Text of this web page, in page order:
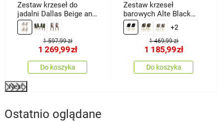
Zestaw krzeseł do
jadalni Dallas Beige and
Brown, 4 szt.
1 597,99 zł
1 269,99zł
Do koszyka
Zestaw krzeseł
barowych Alte Black
and Gold, 2 szt.+2
1 469,99 zł
1 185,99zł
Do koszyka
Next
Ostatnio oglądane